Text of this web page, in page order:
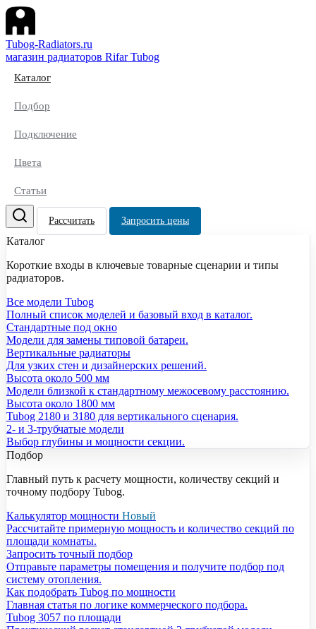
Tubog-Radiators.ru
магазин радиаторов Rifar Tubog
Каталог
Подбор
Подключение
Цвета
Статьи
Рассчитать Запросить цены
Каталог
Короткие входы в ключевые товарные сценарии и типы
радиаторов.
Все модели Tubog
Полный список моделей и базовый вход в каталог.
Стандартные под окно
Модели для замены типовой батареи.
Вертикальные радиаторы
Для узких стен и дизайнерских решений.
Высота около 500 мм
Модели близкой к стандартному межосевому расстоянию.
Высота около 1800 мм
Tubog 2180 и 3180 для вертикального сценария.
2- и 3-трубчатые модели
Выбор глубины и мощности секции.
Подбор
Главный путь к расчету мощности, количеству секций и
точному подбору Tubog.
Калькулятор мощности Новый
Рассчитайте примерную мощность и количество секций по
площади комнаты.
Запросить точный подбор
Отправьте параметры помещения и получите подбор под
систему отопления.
Как подобрать Tubog по мощности
Главная статья по логике коммерческого подбора.
Tubog 3057 по площади